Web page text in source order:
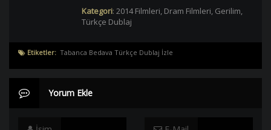
Kategori: 2014 Filmleri, Dram Filmleri, Gerilim,
Türkçe Dublaj
Etiketler: Tabanca Bedava Türkçe Dublaj İzle
Yorum Ekle